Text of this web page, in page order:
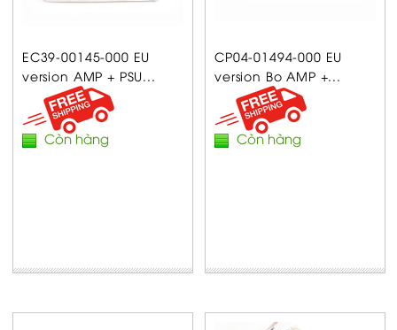
EC39-00145-000 EU
version AMP + PSU...
Còn hàng
CP04-01494-000 EU
version Bo AMP +...
Còn hàng